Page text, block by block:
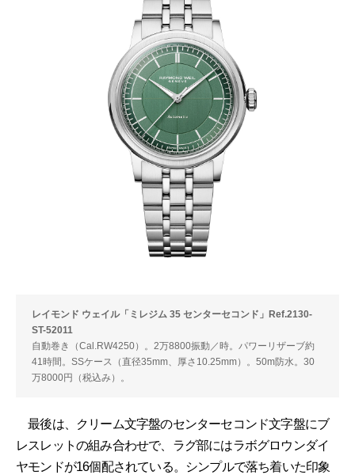
レイモンド ウェイル「ミレジム 35 センターセコンド」Ref.2130-
ST-52011
自動巻き（Cal.RW4250）。2万8800振動／時。パワーリザーブ約
41時間。SSケース（直径35mm、厚さ10.25mm）。50m防水。30
万8000円（税込み）。
最後は、クリーム文字盤のセンターセコンド文字盤にブ
レスレットの組み合わせで、ラグ部にはラボグロウンダイ
ヤモンドが16個配されている。シンプルで落ち着いた印象